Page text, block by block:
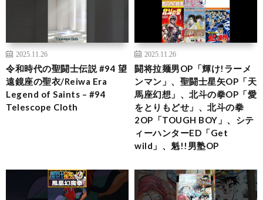
2025.11.26
令和時代の聖闘士伝説 #94 望
遠鏡座の聖衣/Reiwa Era
Legend of Saints – #94
Telescope Cloth
2025.11.26
闘将拉麺男OP「輝け!ラーメ
ンマン」、聖闘士星矢OP「天
馬座幻想」、北斗の拳OP「愛
をとりもどせ」、北斗の拳
2OP「TOUGH BOY」、シテ
ィーハンターED「Get
wild」、魁!!男塾OP